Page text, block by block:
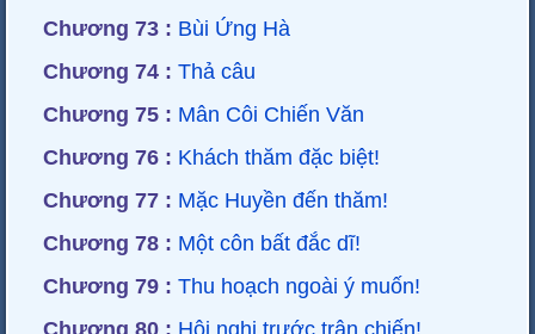
Chương 73 : Bùi Ứng Hà
Chương 74 : Thả câu
Chương 75 : Mân Côi Chiến Văn
Chương 76 : Khách thăm đặc biệt!
Chương 77 : Mặc Huyền đến thăm!
Chương 78 : Một côn bất đắc dĩ!
Chương 79 : Thu hoạch ngoài ý muốn!